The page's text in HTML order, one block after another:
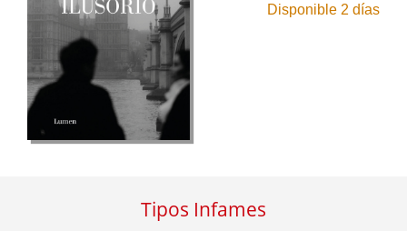
Disponible 2 días
Tipos Infames